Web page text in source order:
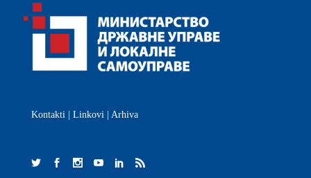
Kontakti Linkovi Arhiva